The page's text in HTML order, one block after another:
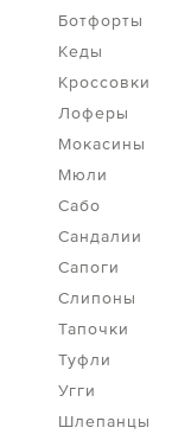
Ботфорты
Кеды
Кроссовки
Лоферы
Мокасины
Мюли
Сабо
Сандалии
Сапоги
Слипоны
Тапочки
Туфли
Угги
Шлепанцы